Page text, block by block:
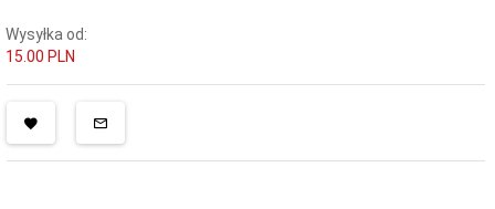
Wysyłka od:
15.00 PLN